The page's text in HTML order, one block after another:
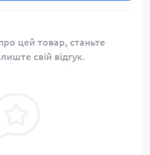
цей товар, станьте
свій відгук.